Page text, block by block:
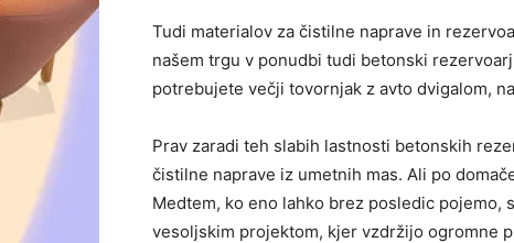
Tudi materialov za čistilne naprave in
našem trgu v ponudbi tudi betonski
potrebujete večji tovornjak z avto dvigalom,
Prav zaradi teh slabih lastnosti betonskih
čistilne naprave iz umetnih mas. Ali po
Medtem, ko eno lahko brez posledic pojemo,
vesoljskim projektom, kjer vzdržijo ogromne